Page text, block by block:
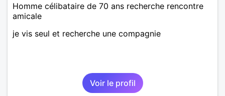
Homme célibataire de 70 ans recherche rencontre
amicale
je vis seul et recherche une compagnie
Voir le profil